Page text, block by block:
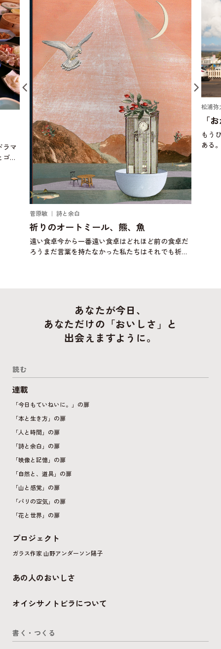
ラマ
キ
菅原敏 ｜ 詩と余白
祈りのオートミール、熊、魚
遠い食卓今から一番遠い食卓はどれほど前の食卓だ
ろうまだ言葉を持たなかった私たちはそれでも祈り
松浦弥
「
もう
ある
あなたが今日、
あなただけの「おいしさ」と
出会えますように。
読む
連載
「今日もていねいに。」の扉
「本と生き方」の扉
「人と時間」の扉
「詩と余白」の扉
「映像と記憶」の扉
「自然と、道具」の扉
「山と感覚」の扉
「パリの空気」の扉
「花と世界」の扉
プロジェクト
ガラス作家 山野アンダーソン陽子
あの人のおいしさ
オイシサノトビラについて
書く・つくる